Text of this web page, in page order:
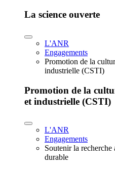
La science ouverte
L'ANR
Engagements
Promotion de la
industrielle (CSTI)
Promotion de la
et industrielle (CSTI)
L'ANR
Engagements
Soutenir la
durable